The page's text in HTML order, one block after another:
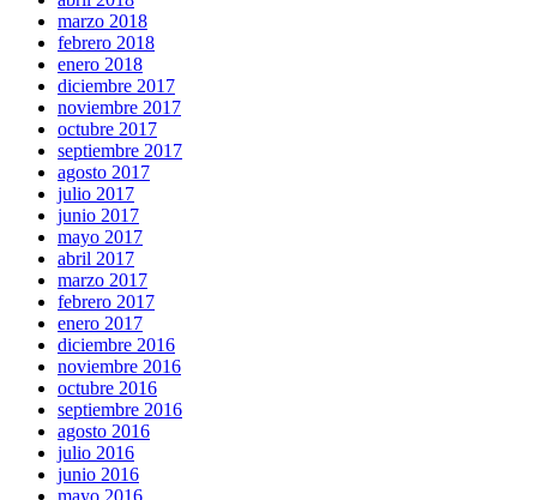
marzo 2018
febrero 2018
enero 2018
diciembre 2017
noviembre 2017
octubre 2017
septiembre 2017
agosto 2017
julio 2017
junio 2017
mayo 2017
abril 2017
marzo 2017
febrero 2017
enero 2017
diciembre 2016
noviembre 2016
octubre 2016
septiembre 2016
agosto 2016
julio 2016
junio 2016
mayo 2016